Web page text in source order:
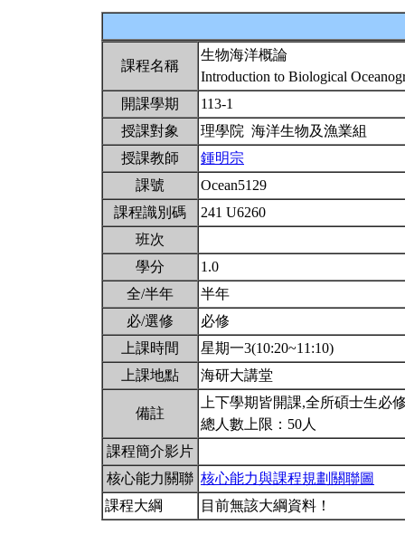
課程名稱
生物海洋概論
Introduction to Biological
開課學期
113-1
授課對象
理學院 海洋生物及漁業組
授課教師
鍾明宗
課號
Ocean5129
課程識別碼
241 U6260
班次
學分
1.0
全/半年
半年
必/選修
必修
上課時間
星期一3(10:20~11:10)
上課地點
海研大講堂
備註
上下學期皆開課,全所碩士生必
總人數上限：50人
課程簡介影片
核心能力關聯 核心能力與課程規劃關聯圖
課程大綱
目前無該大綱資料！